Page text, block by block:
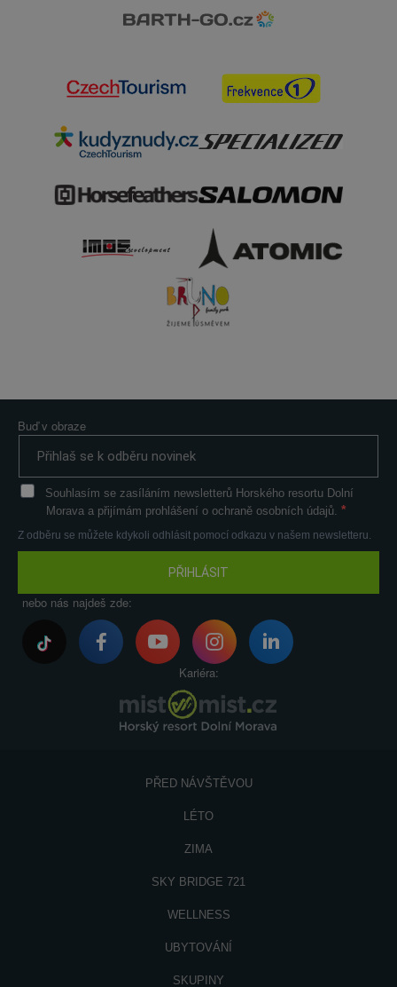
Buď v obraze
PŘIHLÁSIT
Souhlasím se zasíláním newsletterů Horského resortu Dolní
Morava a přijímám prohlášení o ochraně osobních údajů.
Z odběru se můžete kdykoli odhlásit pomocí odkazu v našem newsletteru.
nebo nás najdeš zde:
Kariéra:
PŘED NÁVŠTĚVOU
LÉTO
ZIMA
SKY BRIDGE 721
WELLNESS
UBYTOVÁNÍ
SKUPINY